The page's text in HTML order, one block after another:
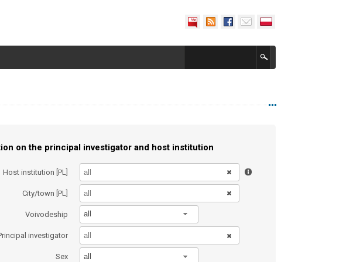
on the principal investigator and host institution
Host institution [PL]
City/town [PL]
Voivodeship all
investigator
Sex all